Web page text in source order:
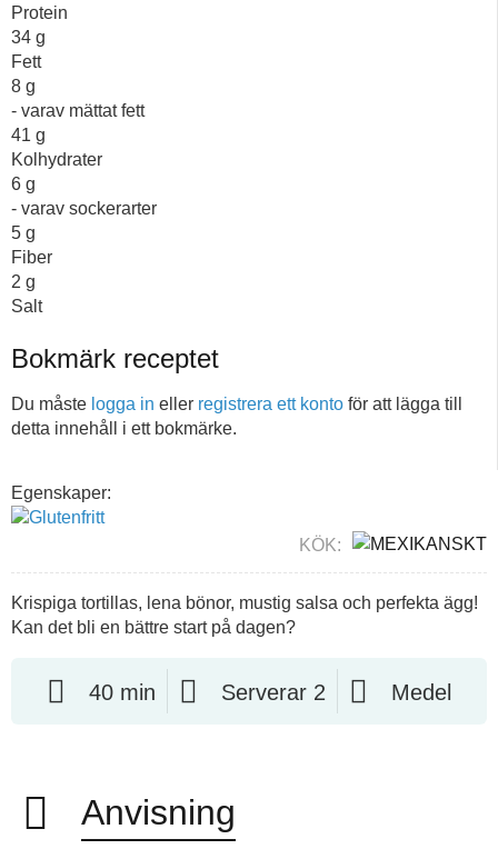
Protein
34 g
Fett
8 g
- varav mättat fett
41 g
Kolhydrater
6 g
- varav sockerarter
5 g
Fiber
2 g
Salt
Bokmärk receptet
Du måste logga in eller registrera ett konto för att lägga till
detta innehåll i ett bokmärke.
Egenskaper:
KÖK:
Krispiga tortillas, lena bönor, mustig salsa och perfekta ägg!
Kan det bli en bättre start på dagen?
40 min Serverar 2 Medel
Anvisning